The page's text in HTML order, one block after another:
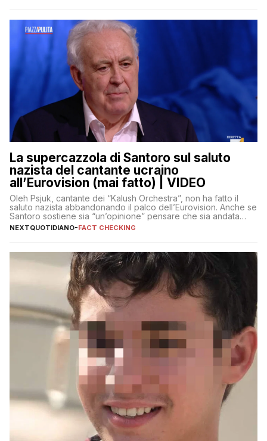
La supercazzola di Santoro sul saluto
nazista del cantante ucraino
all’Eurovision (mai fatto) | VIDEO
Oleh Psjuk, cantante dei “Kalush Orchestra”, non ha fatto il
saluto nazista abbandonando il palco dell’Eurovision. Anche se
Santoro sostiene sia “un’opinione” pensare che sia andata
così
NEXTQUOTIDIANO-FACT CHECKING